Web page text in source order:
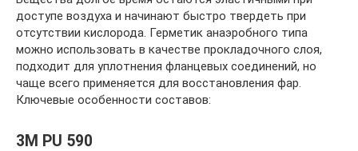
доступе воздуха и начинают быстро твердеть при
отсутствии кислорода. Герметик анаэробного типа
можно использовать в качестве прокладочного слоя,
подходит для уплотнения фланцевых соединений, но
чаще всего применяется для восстановления фар.
Ключевые особенности составов:
3M PU 590